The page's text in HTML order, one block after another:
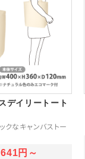
デイリートート
なキャンバストー
641円～